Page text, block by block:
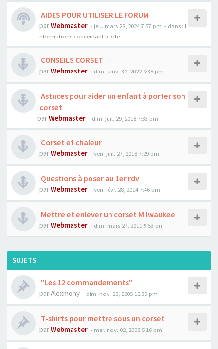
AIDES POUR UTILISER LE FORUM
parWebmaster - jeu. mars 28, 2024 7:57 pm - dans : I
nformations concernant le site
CONSEILS CORSET
parWebmaster - dim. janv. 30, 2022 6:38 pm
Astuces pour aider un enfant à porter son
corset
parWebmaster - dim. juil. 29, 2018 7:33 pm
Corset et chaleur
parWebmaster - ven. juil. 27, 2018 7:29 pm
Questions à poser au 1er rdv
parWebmaster - ven. févr. 28, 2014 7:46 pm
Mettre et enlever un corset Milwaukee
parWebmaster - dim. mars 27, 2011 9:53 pm
SUJETS
"Les 12 commandements"
parAlexmony - dim. nov. 20, 2005 12:39 pm
T-shirts pour mettre sous un corset
parWebmaster - mer. nov. 02, 2005 5:16 pm